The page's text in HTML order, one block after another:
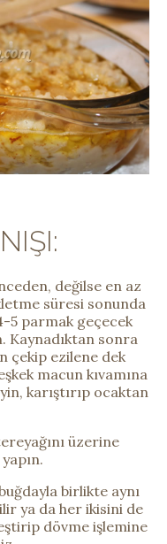
değilse en az
süresi sonunda
5 parmak geçecek
Kaynadıktan sonra
çekip ezilene dek
macun kıvamına
karıştırıp ocaktan
üzerine
birlikte aynı
ya da her ikisini de
dövme işlemine